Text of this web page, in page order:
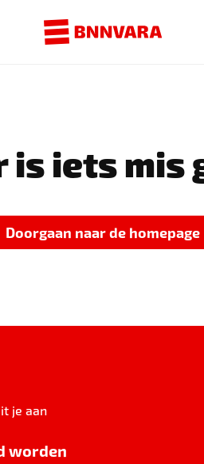
is iets mis
Doorgaan naar de homepage
je aan
worden